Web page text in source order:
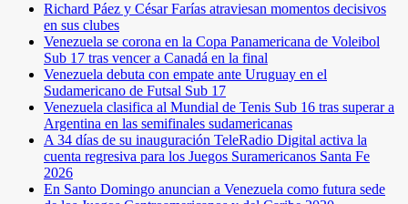
Richard Páez y César Farías atraviesan momentos decisivos
en sus clubes
Venezuela se corona en la Copa Panamericana de Voleibol
Sub 17 tras vencer a Canadá en la final
Venezuela debuta con empate ante Uruguay en el
Sudamericano de Futsal Sub 17
Venezuela clasifica al Mundial de Tenis Sub 16 tras superar a
Argentina en las semifinales sudamericanas
A 34 días de su inauguración TeleRadio Digital activa la
cuenta regresiva para los Juegos Suramericanos Santa Fe
2026
En Santo Domingo anuncian a Venezuela como futura sede